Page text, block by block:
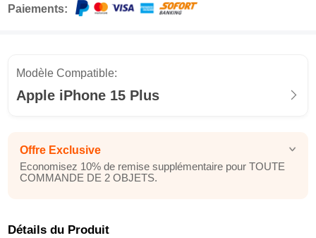
Paiements:
Modèle Compatible:
Apple iPhone 15 Plus
Offre Exclusive
Economisez 10% de remise supplémentaire pour TOUTE
COMMANDE DE 2 OBJETS.
Détails du Produit